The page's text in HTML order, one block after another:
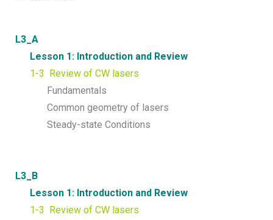
L3_A
Lesson 1: Introduction and Review
1-3 Review of CW lasers
Fundamentals
Common geometry of lasers
Steady-state Conditions
L3_B
Lesson 1: Introduction and Review
1-3 Review of CW lasers